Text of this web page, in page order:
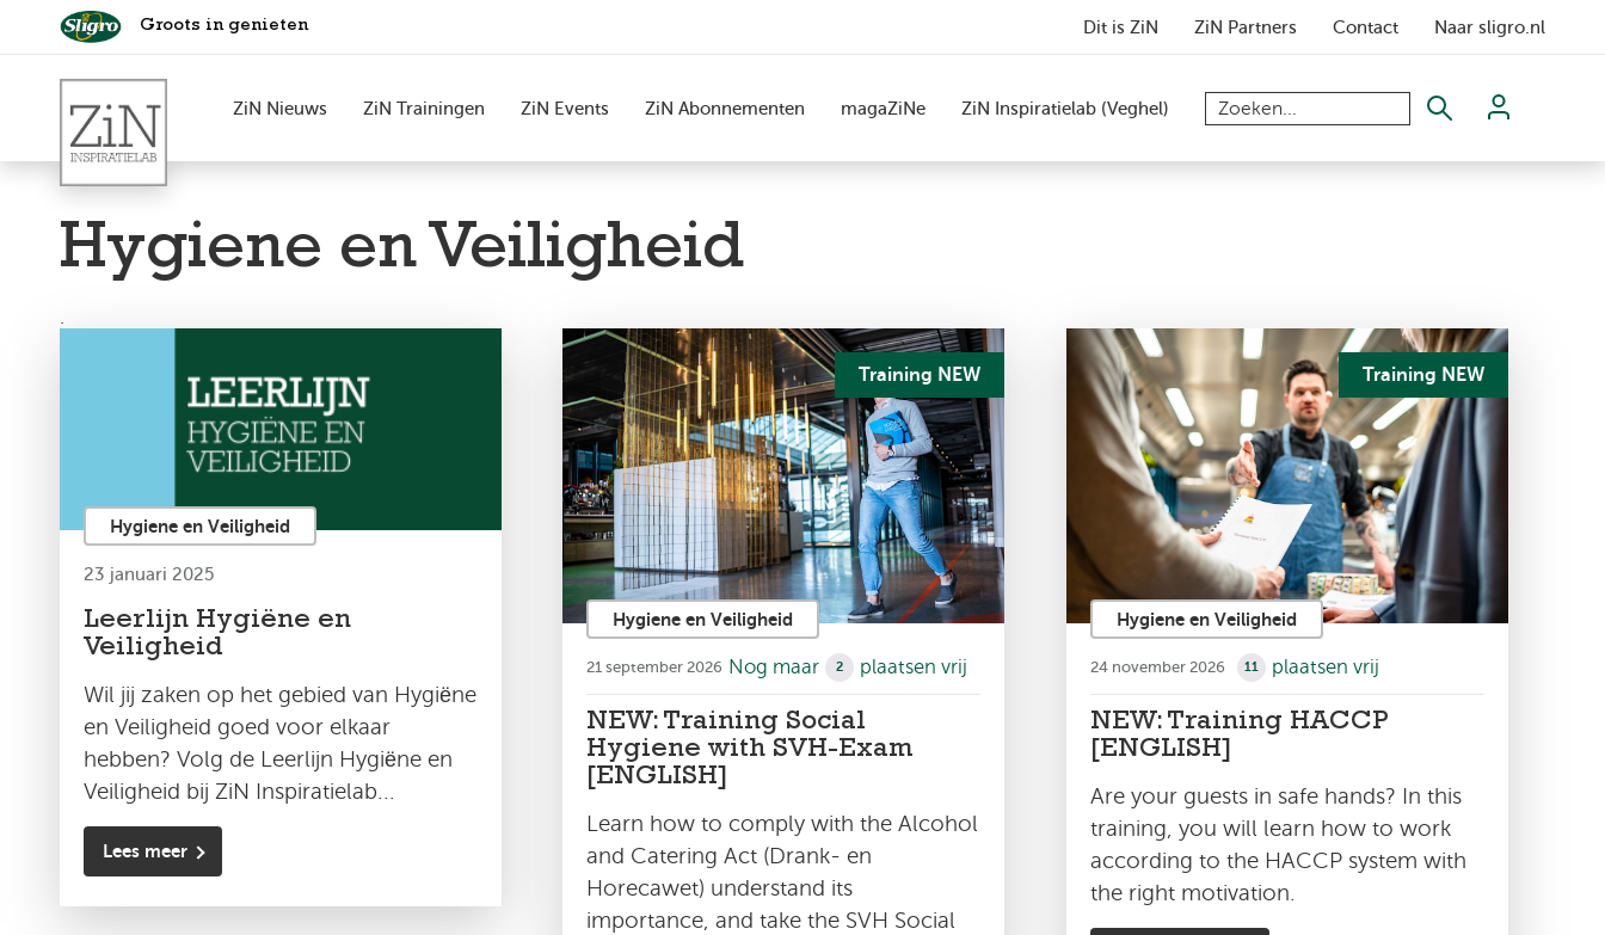
Groots in genieten Dit is ZiN ZiN Partners Contact Naar sligro.nl
ZiN Nieuws ZiN Trainingen ZiN Events ZiN Abonnementen magaZiNe ZiN Inspiratielab (Veghel)
Hygiene en Veiligheid
.
Hygiene en Veiligheid
23 januari 2025
Leerlijn Hygiëne en
Veiligheid
Wil jij zaken op het gebied van Hygiëne
en Veiligheid goed voor elkaar
hebben? Volg de Leerlijn Hygiëne en
Veiligheid bij ZiN Inspiratielab...
Lees meer
Training NEW
Hygiene en Veiligheid
21 september 2026 Nog maar 2 plaatsen vrij
NEW: Training Social
Hygiene with SVH-Exam
[ENGLISH]
Learn how to comply with the Alcohol
and Catering Act (Drank- en
Horecawet) understand its
importance, and take the SVH Social
Training NEW
Hygiene en Veiligheid
24 november 2026 11 plaatsen vrij
NEW: Training HACCP
[ENGLISH]
Are your guests in safe hands? In this
training, you will learn how to work
according to the HACCP system with
the right motivation.